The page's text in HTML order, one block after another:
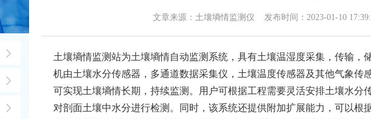
文章来源： 土壤墒情监测仪 发布时间：2023-01-10
土壤墒情监测站为土壤墒情自动监测系统，具有土壤温湿度采集，传输，
机由土壤水分传感器，多通道数据采集仪，土壤温度传感器及其他气象传
可实现土壤墒情长期，持续监测。用户可根据工程需要灵活安排土壤水分
对剖面土壤中水分进行检测。同时，该系统还提供附加扩展能力，可以根